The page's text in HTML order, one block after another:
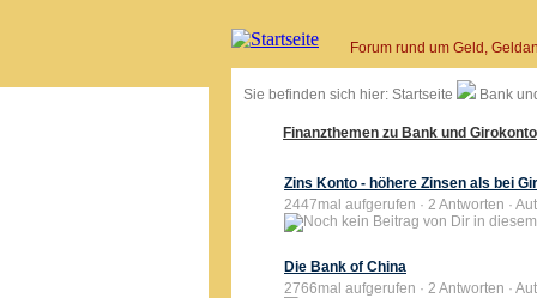
Forum rund um Geld,
Sie befinden sich hier: Startseite Bank
Finanzthemen zu Bank und Girokonto
Zins Konto - höhere Zinsen als bei
2447mal aufgerufen · 2 Antworten ·
Die Bank of China
2766mal aufgerufen · 2 Antworten ·